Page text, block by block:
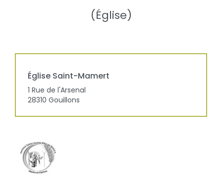
(Église)
Église Saint-Mamert
1 Rue de l'Arsenal
28310 Gouillons